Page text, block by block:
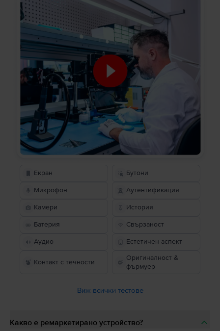
Екран Бутони
Микрофон Аутентификация
Камери История
Батерия Свързаност
Аудио Естетичен аспект
Контакт с течности
Оригиналност &
фърмуер
Виж всички тестове
Какво е ремаркетирано устройство?